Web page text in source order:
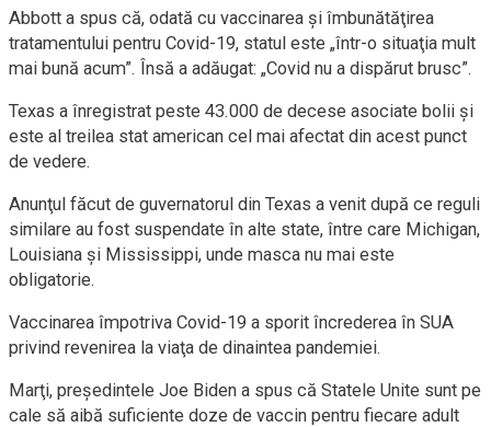
Abbott a spus că, odată cu vaccinarea şi îmbunătăţirea
tratamentului pentru Covid-19, statul este „într-o situaţia mult
mai bună acum”. Însă a adăugat: „Covid nu a dispărut brusc”.
Texas a înregistrat peste 43.000 de decese asociate bolii şi
este al treilea stat american cel mai afectat din acest punct
de vedere.
Anunţul făcut de guvernatorul din Texas a venit după ce reguli
similare au fost suspendate în alte state, între care Michigan,
Louisiana şi Mississippi, unde masca nu mai este
obligatorie.
Vaccinarea împotriva Covid-19 a sporit încrederea în SUA
privind revenirea la viaţa de dinaintea pandemiei.
Marţi, preşedintele Joe Biden a spus că Statele Unite sunt pe
cale să aibă suficiente doze de vaccin pentru fiecare adult